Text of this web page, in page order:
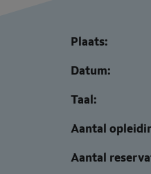
Plaats:
Datum:
Taal:
Aantal
Aantal